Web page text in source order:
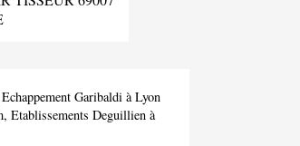
Echappement Garibaldi à Lyon
Etablissements Deguillien à